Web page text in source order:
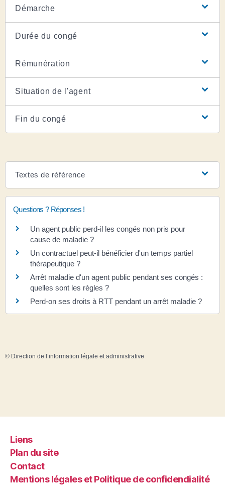
Démarche
Durée du congé
Rémunération
Situation de l'agent
Fin du congé
Textes de référence
Questions ? Réponses !
Un agent public perd-il les congés non pris pour
cause de maladie ?
Un contractuel peut-il bénéficier d'un temps partiel
thérapeutique ?
Arrêt maladie d'un agent public pendant ses congés :
quelles sont les règles ?
Perd-on ses droits à RTT pendant un arrêt maladie ?
© Direction de l’information légale et administrative
Liens
Plan du site
Contact
Mentions légales et Politique de confidendialité